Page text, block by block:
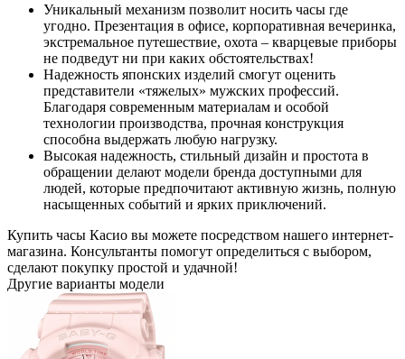
Уникальный механизм позволит носить часы где
угодно. Презентация в офисе, корпоративная вечеринка,
экстремальное путешествие, охота – кварцевые приборы
не подведут ни при каких обстоятельствах!
Надежность японских изделий смогут оценить
представители «тяжелых» мужских профессий.
Благодаря современным материалам и особой
технологии производства, прочная конструкция
способна выдержать любую нагрузку.
Высокая надежность, стильный дизайн и простота в
обращении делают модели бренда доступными для
людей, которые предпочитают активную жизнь, полную
насыщенных событий и ярких приключений.
Купить часы Касио вы можете посредством нашего интернет-
магазина. Консультанты помогут определиться с выбором,
сделают покупку простой и удачной!
Другие варианты модели